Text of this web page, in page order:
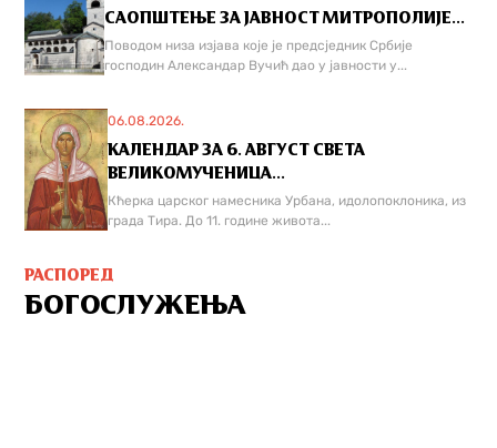
САОПШТЕЊЕ ЗА ЈАВНОСТ МИТРОПОЛИЈЕ...
Поводом низа изјава које је предсједник Србије
господин Александар Вучић дао у јавности у...
06.08.2026.
КАЛЕНДАР ЗА 6. АВГУСТ СВЕТА
ВЕЛИКОМУЧЕНИЦА...
Кћерка царског намесника Урбана, идолопоклоника, из
града Тира. До 11. године живота...
РАСПОРЕД
БОГОСЛУЖЕЊА